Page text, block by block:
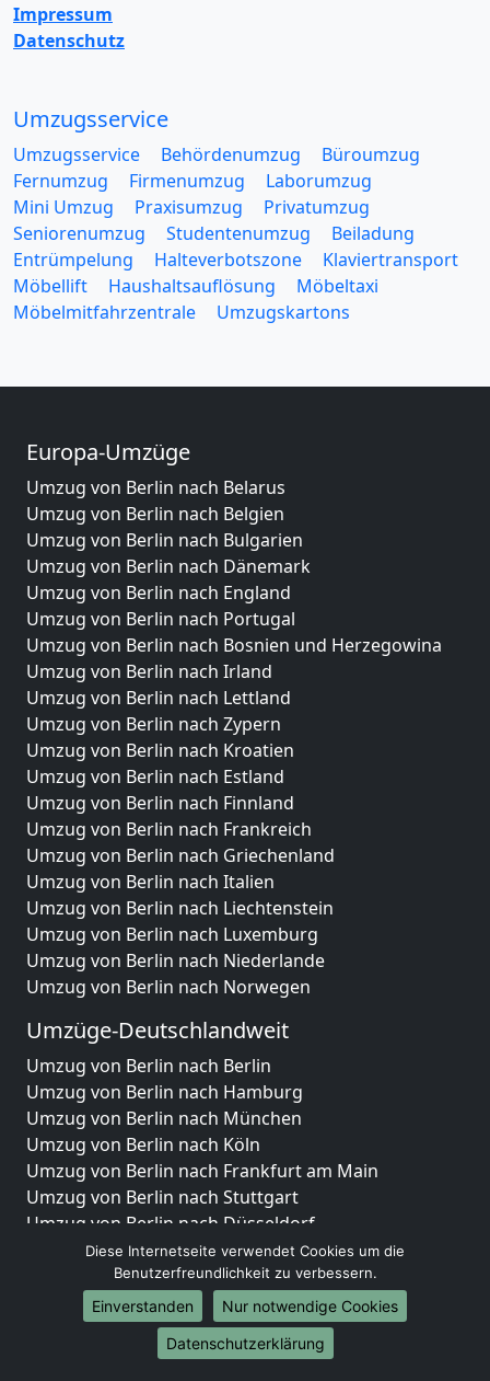
Impressum
Datenschutz
Umzugsservice
Umzugsservice Behördenumzug
Büroumzug
Fernumzug
Firmenumzug
Laborumzug
Mini Umzug
Praxisumzug
Privatumzug
Seniorenumzug
Studentenumzug
Beiladung
Entrümpelung
Halteverbotszone
Klaviertransport
Möbellift
Haushaltsauflösung
Möbeltaxi
Möbelmitfahrzentrale
Umzugskartons
Europa-Umzüge
Umzug von Berlin nach Belarus
Umzug von Berlin nach Belgien
Umzug von Berlin nach Bulgarien
Umzug von Berlin nach Dänemark
Umzug von Berlin nach England
Umzug von Berlin nach Portugal
Umzug von Berlin nach Bosnien und Herzegowina
Umzug von Berlin nach Irland
Umzug von Berlin nach Lettland
Umzug von Berlin nach Zypern
Umzug von Berlin nach Kroatien
Umzug von Berlin nach Estland
Umzug von Berlin nach Finnland
Umzug von Berlin nach Frankreich
Umzug von Berlin nach Griechenland
Umzug von Berlin nach Italien
Umzug von Berlin nach Liechtenstein
Umzug von Berlin nach Luxemburg
Umzug von Berlin nach Niederlande
Umzug von Berlin nach Norwegen
Umzüge-Deutschlandweit
Umzug von Berlin nach Berlin
Umzug von Berlin nach Hamburg
Umzug von Berlin nach München
Umzug von Berlin nach Köln
Umzug von Berlin nach Frankfurt am Main
Umzug von Berlin nach Stuttgart
Umzug von Berlin nach Düsseldorf
Umzug von Berlin nach Leipzig
Umzug von Berlin nach Dortmund
Umzug von Berlin nach Essen
Umzug von Berlin nach Bremen
Umzug von Berlin nach Dresden
Diese Internetseite verwendet Cookies um die
Benutzerfreundlichkeit zu verbessern.
Einverstanden
Nur notwendige Cookies
Datenschutzerklärung